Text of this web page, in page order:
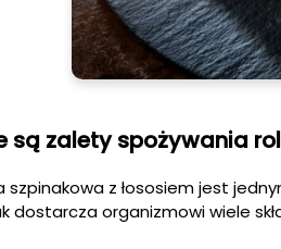
są zalety spożywania
szpinakowa z łososiem jest
dostarcza organizmowi wiele